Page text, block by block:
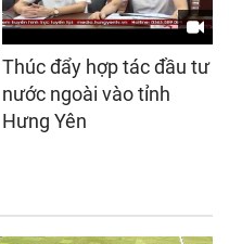
Thúc đẩy hợp tác đầu tư
nước ngoài vào tỉnh
Hưng Yên